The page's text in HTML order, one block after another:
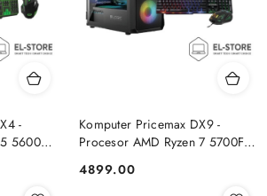
-
5600G
Komputer Pricemax DX9 -
Procesor AMD Ryzen 7 5700F |
GeForce RTX 5050 8GB | Win
Cena:
4899.00